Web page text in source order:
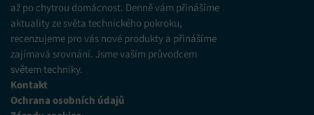
Marketing
Ukládání a/nebo přístup k informacím v zařízení, Použití
omezených údajů k výběru reklam, Vytváření profilů pro
personalizovanou reklamu, Používání profilů k výběru
personalizované reklamy, Vytváření profilů pro
personalizovaný obsah, Používání profilů pro výběr
personalizovaného obsahu, Použití omezených údajů k výběru
obsahu.
až po chytrou domácnost. Denně vám přinášíme
aktuality ze světa technického pokroku,
recenzujeme pro vás nové produkty a přinášíme
zajímavá srovnání. Jsme vaším průvodcem
světem techniky.
Kontakt
Ochrana osobních údajů